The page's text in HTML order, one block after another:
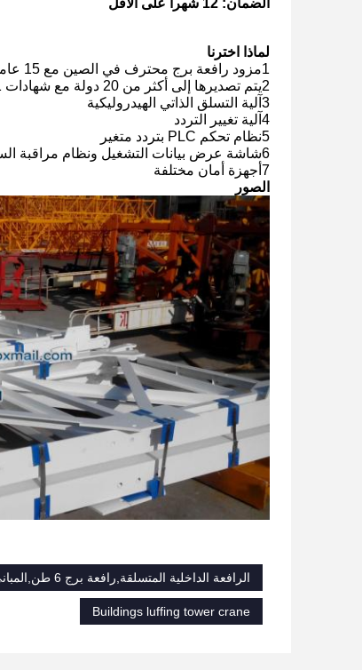
الضمان: 12 شهراً على الأقل
لماذا اخترنا
1مزود رافعة برج محترف في الصين مع 15 عاما من الخبرة
2يتم تصديرها إلى أكثر من 20 دولة مع شهادات ISO9001 و CE و GOST
3آلية التسلق الذاتي الهيدروليكية
4آلية تغيير التردد
5نظام تحكم PLC بتردد متغير
6شاشة عرض بيانات التشغيل ونظام مراقبة السلامة (الصندوق الأسود)
7أجهزة أمان مختلفة
الصور
الرافعة الداخلية المتسلقة,رافعة برج 6 طن,المباني رافعة البرج
Buildings luffing tower crane